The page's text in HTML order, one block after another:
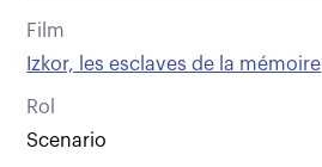
Film
Izkor, les esclaves de la mémoire
Rol
Scenario